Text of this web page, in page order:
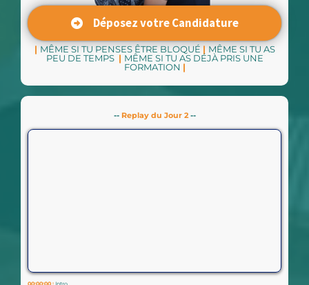
Déposez votre Candidature
| MÊME SI TU PENSES ÊTRE BLOQUÉ | MÊME SI TU AS
PEU DE TEMPS | MÊME SI TU AS DÉJÀ PRIS UNE
FORMATION |
-- Replay du Jour 2--
00:00:00 : Intro